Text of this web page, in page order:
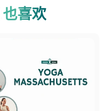
也喜欢